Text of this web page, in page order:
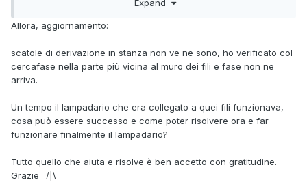
cercafase e non accende è proprio la fase a mancare.
Expand
Allora, aggiornamento:
scatole di derivazione in stanza non ve ne sono, ho verificato col
cercafase nella parte più vicina al muro dei fili e fase non ne
arriva.
Un tempo il lampadario che era collegato a quei fili funzionava,
cosa può essere successo e come poter risolvere ora e far
funzionare finalmente il lampadario?
Tutto quello che aiuta e risolve è ben accetto con gratitudine.
Grazie _/|\_